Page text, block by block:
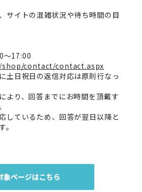
サイトの混雑状況や待ち時間の目
～17:00
contact/contact.aspx
土日祝日の返信対応は原則行なっ
より、回答までにお時間を頂戴す
しているため、回答が翌日以降と
象ページはこちら